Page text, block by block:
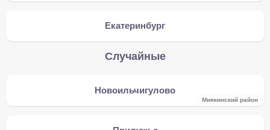
Екатеринбург
Случайные
Новоильчигулово
Миякинский район